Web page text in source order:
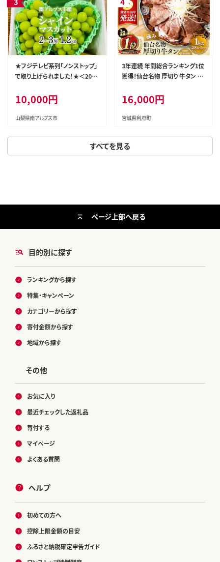
すべてを見る
★フジテレビ系列「ノンストップ」
で取り上げられました！★＜202
市産シャインマスカット1.2kg以
上（2～3房） クール便発送 ALPA
G007
10,000円
山梨県南アルプス市
3年連続 年間総合ランキング1位
獲得！仙台名物 厚切り 牛タン 塩
スライス 塩味 [牛タン タン塩 希
少 部位 タン中 タン元 塩ダレ タ
レ 小分け 仙台 名物 厚切 肉厚
ベキュー BBQ 宮城県 利府町 船
田食品]
16,000円
宮城県利府町
目的別に探す
ランキングから探す
特集・キャンペーン
カテゴリーから探す
寄付金額から探す
地域から探す
その他
お気に入り
最近チェックした返礼品
寄付する
マイページ
よくある質問
ヘルプ
初めての方へ
控除上限金額の目安
ふるさと納税確定申告ガイド
ページ上部へ戻る